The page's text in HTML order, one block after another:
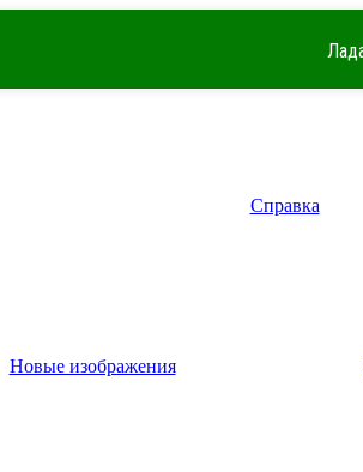
Справка
Новые изображения